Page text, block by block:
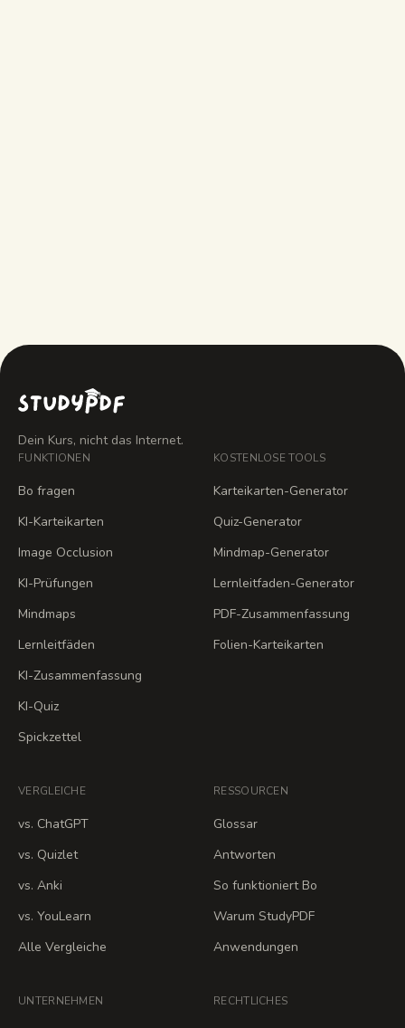
Dein Kurs, nicht das Internet.
FUNKTIONEN
Bo fragen
KI-Karteikarten
Image Occlusion
KI-Prüfungen
Mindmaps
Lernleitfäden
KI-Zusammenfassung
KI-Quiz
Spickzettel
KOSTENLOSE TOOLS
Karteikarten-Generator
Quiz-Generator
Mindmap-Generator
Lernleitfaden-Generator
PDF-Zusammenfassung
Folien-Karteikarten
VERGLEICHE
vs. ChatGPT
vs. Quizlet
vs. Anki
vs. YouLearn
Alle Vergleiche
RESSOURCEN
Glossar
Antworten
So funktioniert Bo
Warum StudyPDF
Anwendungen
UNTERNEHMEN RECHTLICHES